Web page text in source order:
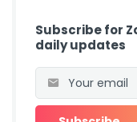
Subscribe for
daily updates